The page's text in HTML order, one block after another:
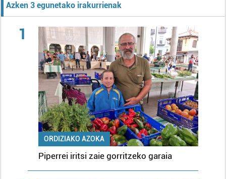
Azken 3 egunetako irakurrienak
1
ORDIZIAKO AZOKA
Piperrei iritsi zaie gorritzeko garaia